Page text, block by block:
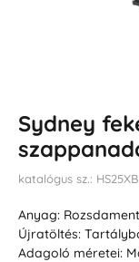
Sydney
katalógus sz.:
Anyag:
Újratöltés:
Adagoló méretei: